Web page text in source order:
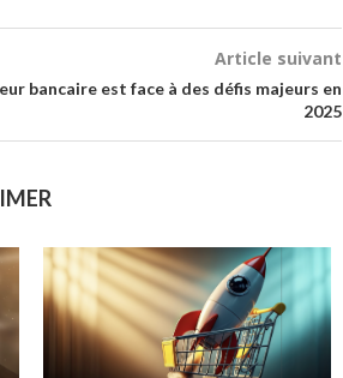
Article suivant
bancaire est face à des défis majeurs en
2025